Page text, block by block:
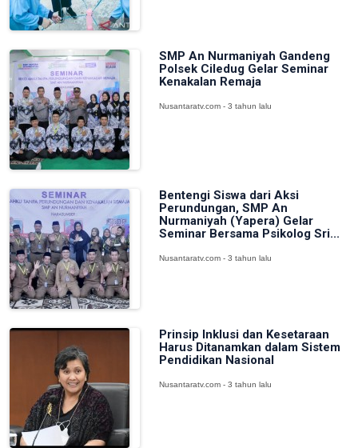
SMP An Nurmaniyah Gandeng
Polsek Ciledug Gelar Seminar
Kenakalan Remaja
Nusantaratv.com - 3 tahun lalu
Bentengi Siswa dari Aksi
Perundungan, SMP An
Nurmaniyah (Yapera) Gelar
Seminar Bersama Psikolog Sri...
Nusantaratv.com - 3 tahun lalu
Prinsip Inklusi dan Kesetaraan
Harus Ditanamkan dalam Sistem
Pendidikan Nasional
Nusantaratv.com - 3 tahun lalu